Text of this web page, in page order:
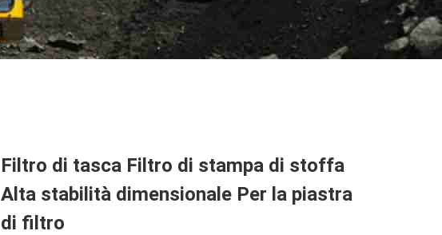
Filtro di tasca Filtro di stampa di stoffa
Alta stabilità dimensionale Per la piastra
di filtro